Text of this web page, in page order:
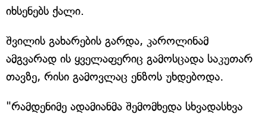
იხსენებს ქალი.
შვილის გახარების გარდა, კაროლინამ
ამგვარად ის ყველაფერიც გამოსცადა საკუთარ
თავზე, რისი გამოვლაც ენზოს უხდებოდა.
"რამდენიმე ადამიანმა შემომხედა სხვადასხვა